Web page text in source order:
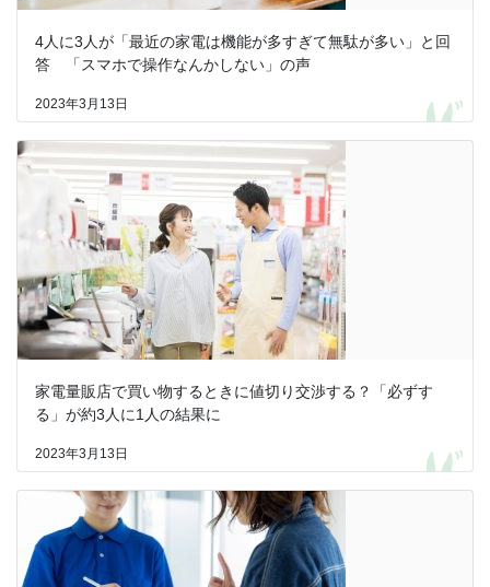
4人に3人が「最近の家電は機能が多すぎて無駄が多い」と回
答 「スマホで操作なんかしない」の声
2023年3月13日
家電量販店で買い物するときに値切り交渉する？「必ずす
る」が約3人に1人の結果に
2023年3月13日